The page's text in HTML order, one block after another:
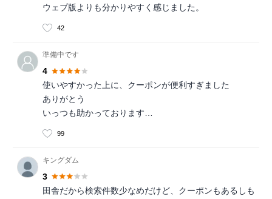
ウェブ版よりも分かりやすく感じました。
42
準備中です
4
使いやすかった上に、クーポンが便利すぎました
ありがとう
いっつも助かっております…
99
キングダム
3
田舎だから検索件数少なめだけど、クーポンもあるしも